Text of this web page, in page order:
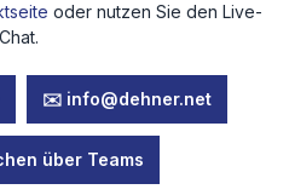
oder nutzen Sie den Live-
Chat.
✉️ info@dehner.net
über Teams